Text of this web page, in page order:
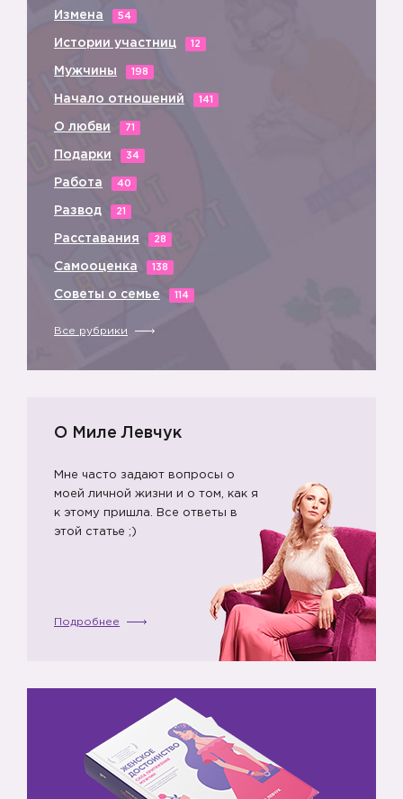
Измена 54
Истории участниц 12
Мужчины 198
Начало отношений 141
О любви 71
Подарки 34
Работа 40
Развод 21
Расставания 28
Самооценка 138
Советы о семье 114
Все рубрики
О Миле Левчук
Мне часто задают вопросы о
моей личной жизни и о том, как я
к этому пришла. Все ответы в
этой статье ;)
Подробнее